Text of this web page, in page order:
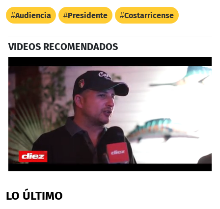
Audiencia Presidente Costarricense
VIDEOS RECOMENDADOS
of
4
LO ÚLTIMO